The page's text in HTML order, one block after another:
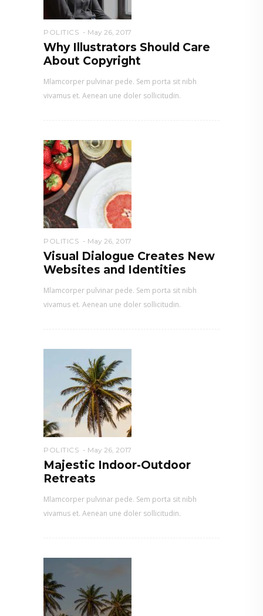
POLITICS May 26, 2017
Why Illustrators Should Care
About Copyright
Mlamcorper pulvinar pede. Sem porta sit nibh
vivamus et. Aenean une doler sollicitudin.
POLITICS May 26, 2017
Visual Dialogue Creates New
Websites and Identities
Mlamcorper pulvinar pede. Sem porta sit nibh
vivamus et. Aenean une doler sollicitudin.
POLITICS May 26, 2017
Majestic Indoor-Outdoor
Retreats
Mlamcorper pulvinar pede. Sem porta sit nibh
vivamus et. Aenean une doler sollicitudin.